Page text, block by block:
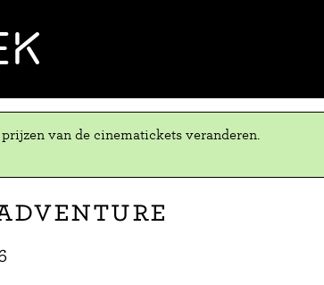
van de cinematickets veranderen.